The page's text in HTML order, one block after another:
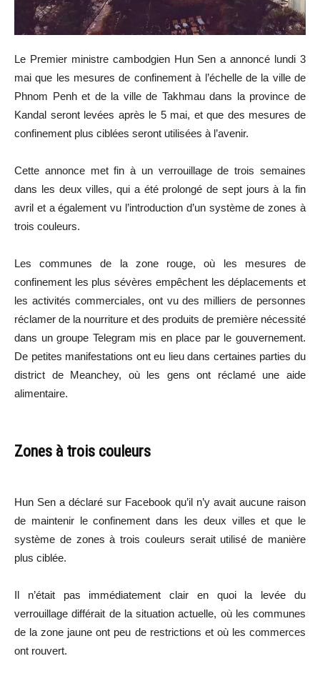
Le Premier ministre cambodgien Hun Sen a annoncé lundi 3
mai que les mesures de confinement à l’échelle de la ville de
Phnom Penh et de la ville de Takhmau dans la province de
Kandal seront levées après le 5 mai, et que des mesures de
confinement plus ciblées seront utilisées à l’avenir.
Cette annonce met fin à un verrouillage de trois semaines
dans les deux villes, qui a été prolongé de sept jours à la fin
avril et a également vu l’introduction d’un système de zones à
trois couleurs.
Les communes de la zone rouge, où les mesures de
confinement les plus sévères empêchent les déplacements et
les activités commerciales, ont vu des milliers de personnes
réclamer de la nourriture et des produits de première nécessité
dans un groupe Telegram mis en place par le gouvernement.
De petites manifestations ont eu lieu dans certaines parties du
district de Meanchey, où les gens ont réclamé une aide
alimentaire.
Zones à trois couleurs
Hun Sen a déclaré sur Facebook qu’il n’y avait aucune raison
de maintenir le confinement dans les deux villes et que le
système de zones à trois couleurs serait utilisé de manière
plus ciblée.
Il n’était pas immédiatement clair en quoi la levée du
verrouillage différait de la situation actuelle, où les communes
de la zone jaune ont peu de restrictions et où les commerces
ont rouvert.